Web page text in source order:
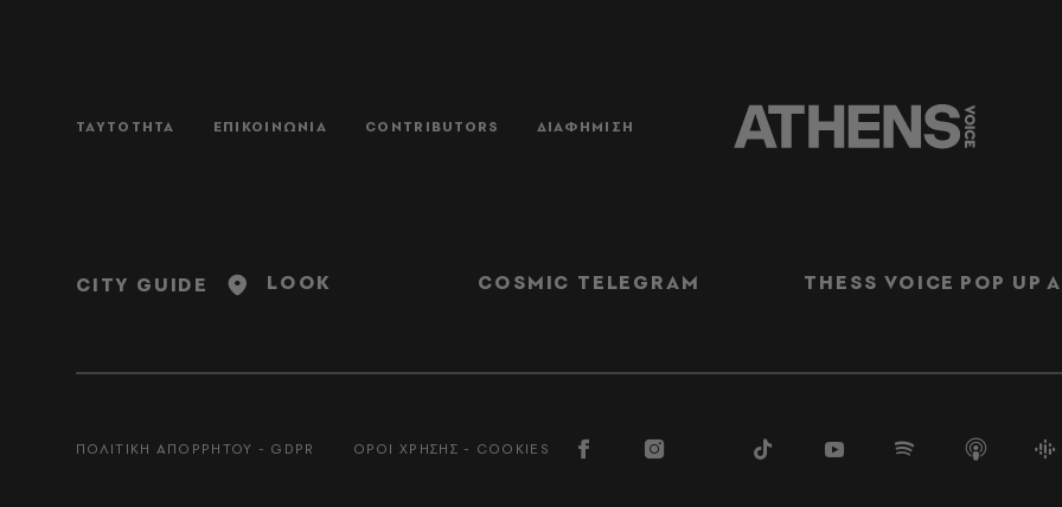
ΤΑΥΤΟΤΗΤΑ ΕΠΙΚΟΙΝΩΝΙΑ CONTRIBUTORS ΔΙΑΦΗΜΙΣΗ
CITY GUIDE LOOK COSMIC TELEGRAM THESS VOICE POP UP
ΠΟΛΙΤΙΚΗ ΑΠΟΡΡΗΤΟΥ - GDPR ΟΡΟΙ ΧΡΗΣΗΣ - COOKIES